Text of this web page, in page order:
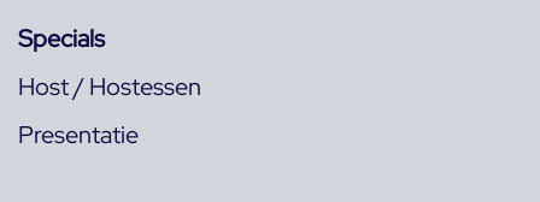
Specials
Host / Hostessen
Presentatie